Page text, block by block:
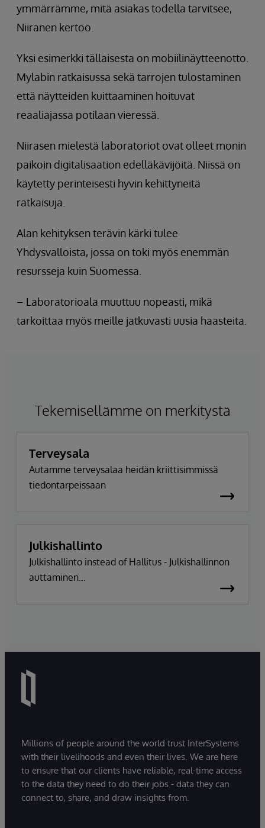
ymmärrämme, mitä asiakas todella tarvitsee,
Niiranen kertoo.
Yksi esimerkki tällaisesta on mobiilinäytteenotto.
Mylabin ratkaisussa sekä tarrojen tulostaminen
että näytteiden kuittaaminen hoituvat
reaaliajassa potilaan vieressä.
Niirasen mielestä laboratoriot ovat olleet monin
paikoin digitalisaation edelläkävijöitä. Niissä on
käytetty perinteisesti hyvin kehittyneitä
ratkaisuja.
Alan kehityksen terävin kärki tulee
Yhdysvalloista, jossa on toki myös enemmän
resursseja kuin Suomessa.
– Laboratorioala muuttuu nopeasti, mikä
tarkoittaa myös meille jatkuvasti uusia haasteita.
Tekemisellämme on merkitystä
Terveysala
Autamme terveysalaa heidän kriittisimmissä
tiedontarpeissaan
Julkishallinto
Julkishallinto instead of Hallitus - Julkishallinnon
auttaminen...
Millions of people around the world trust InterSystems
with their livelihoods and even their lives. We are here
to ensure that our clients have reliable, real-time access
to the data they need to do their jobs - data they can
connect to, share, and draw insights from.